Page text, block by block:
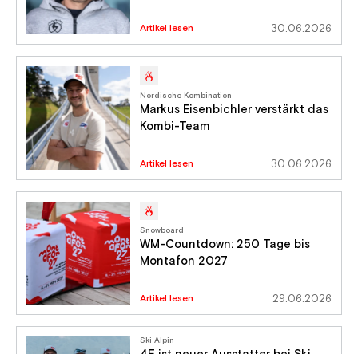
Artikel lesen 30.06.2026
Nordische Kombination
Markus Eisenbichler verstärkt das
Kombi-Team
Artikel lesen 30.06.2026
Snowboard
WM-Countdown: 250 Tage bis
Montafon 2027
Artikel lesen 29.06.2026
Ski Alpin